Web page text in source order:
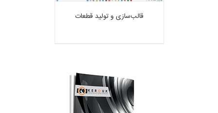
قالب‌سازی و تولید قطعات